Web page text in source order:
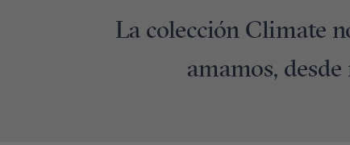
La colección Climate
amamos,